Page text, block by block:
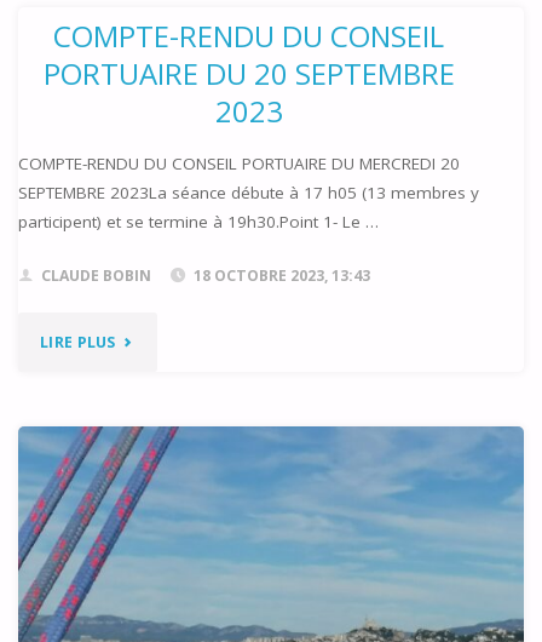
JUSQU’AU
COMPTE-RENDU DU CONSEIL
PORTUAIRE DU 20 SEPTEMBRE
2023
COMPTE-RENDU DU CONSEIL PORTUAIRE DU MERCREDI 20
SEPTEMBRE 2023La séance débute à 17 h05 (13 membres y
participent) et se termine à 19h30.Point 1- Le …
CLAUDE BOBIN 18 OCTOBRE 2023, 13:43
LIRE PLUS"COMPTE-
DU
CONSEIL
PORTUAIRE
20